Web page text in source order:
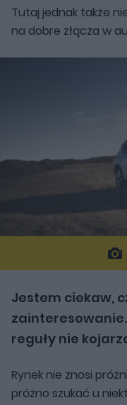
Tutaj jednak także
na dobre złącza w
Jestem ciekaw,
reguły nie
Rynek nie znosi
próżno szukać u